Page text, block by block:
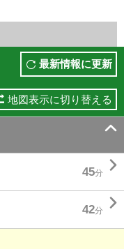
最新情報に更新
地図表示に切り替える

45分 
42分 